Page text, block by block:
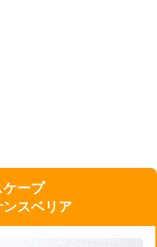
ケープ
ンスベリア